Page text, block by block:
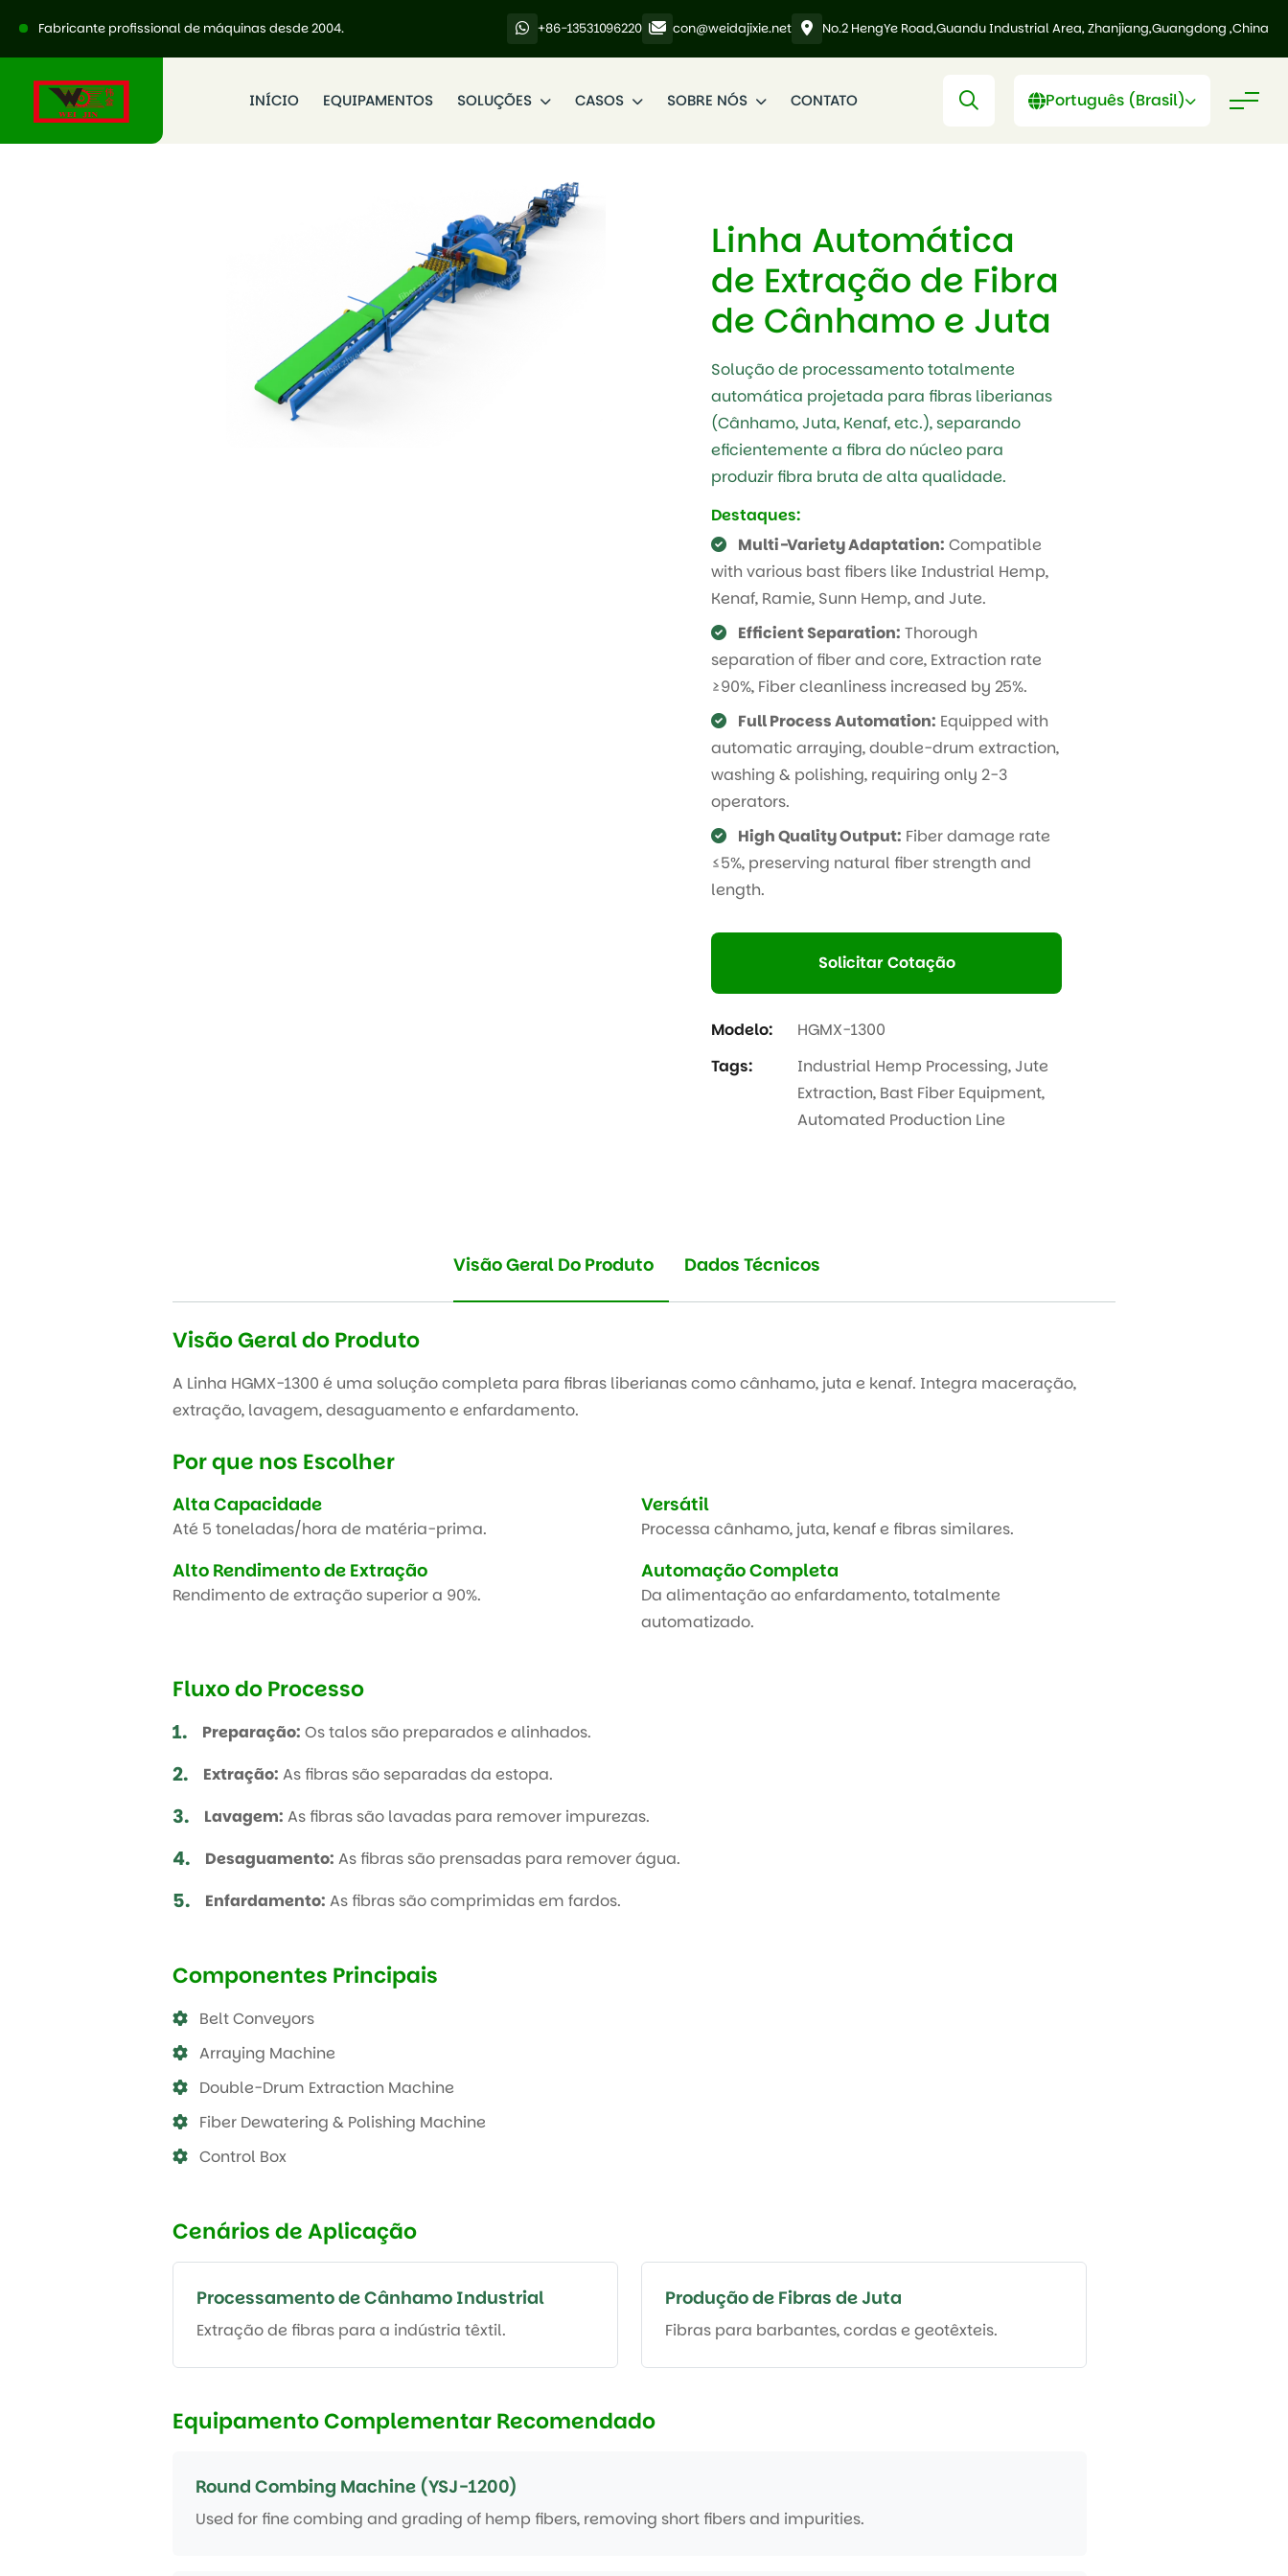
Fabricante profissional de máquinas desde 2004. +86-13531096220 con@weidajixie.net No.2 HengYe Road,Guandu Industrial Area, Zhanjiang,Guangdong ,China
INÍCIO EQUIPAMENTOS SOLUÇÕES CASOS SOBRE NÓS CONTATO Português (Brasil)
Linha Automática
de Extração de Fibra
de Cânhamo e Juta
Solução de processamento totalmente
automática projetada para fibras liberianas
(Cânhamo, Juta, Kenaf, etc.), separando
eficientemente a fibra do núcleo para
produzir fibra bruta de alta qualidade.
Destaques:
Multi-Variety Adaptation: Compatible
with various bast fibers like Industrial Hemp,
Kenaf, Ramie, Sunn Hemp, and Jute.
Efficient Separation: Thorough
separation of fiber and core, Extraction rate
≥90%, Fiber cleanliness increased by 25%.
Full Process Automation: Equipped with
automatic arraying, double-drum extraction,
washing & polishing, requiring only 2-3
operators.
High Quality Output: Fiber damage rate
≤5%, preserving natural fiber strength and
length.
Solicitar Cotação
Modelo:
HGMX-1300
Tags:
Industrial Hemp Processing,Jute
Extraction, Bast Fiber Equipment,
Automated Production Line
Visão Geral Do Produto Dados Técnicos
Visão Geral do Produto
A Linha HGMX-1300 é uma solução completa para fibras liberianas como cânhamo, juta e kenaf. Integra maceração,
extração, lavagem, desaguamento e enfardamento.
Por que nos Escolher
Alta Capacidade
Até 5 toneladas/hora de matéria-prima.
Versátil
Processa cânhamo, juta, kenaf e fibras similares.
Alto Rendimento de Extração
Rendimento de extração superior a 90%.
Automação Completa
Da alimentação ao enfardamento, totalmente
automatizado.
Fluxo do Processo
1. Preparação: Os talos são preparados e alinhados.
2. Extração: As fibras são separadas da estopa.
3. Lavagem: As fibras são lavadas para remover impurezas.
4. Desaguamento: As fibras são prensadas para remover água.
5. Enfardamento: As fibras são comprimidas em fardos.
Componentes Principais
Belt Conveyors
Arraying Machine
Double-Drum Extraction Machine
Fiber Dewatering & Polishing Machine
Control Box
Cenários de Aplicação
Processamento de Cânhamo Industrial
Extração de fibras para a indústria têxtil.
Produção de Fibras de Juta
Fibras para barbantes, cordas e geotêxteis.
Equipamento Complementar Recomendado
Round Combing Machine (YSJ-1200)
Used for fine combing and grading of hemp fibers, removing short fibers and impurities.